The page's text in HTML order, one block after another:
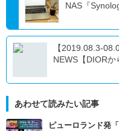
NAS『
【2019.08.3-
NEWS【DIORか
あわせて読みたい記事
ピューロランド発